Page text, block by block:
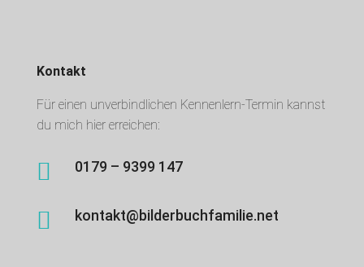
Kontakt
Für einen unverbindlichen Kennenlern-Termin kannst
du mich hier erreichen:
 0179 – 9399 147
 kontakt@bilderbuchfamilie.net